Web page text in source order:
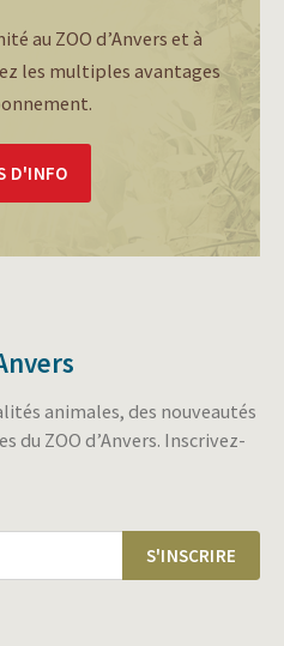
au ZOO d’Anvers et à
les multiples avantages
D'INFO
animales, des nouveautés
du ZOO d’Anvers. Inscrivez-
S'INSCRIRE